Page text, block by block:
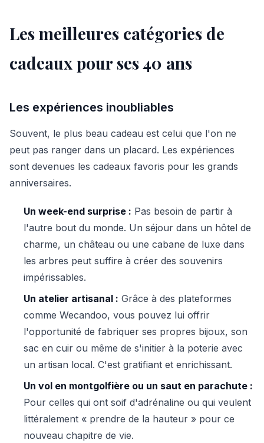
Les meilleures catégories de
cadeaux pour ses 40 ans
Les expériences inoubliables
Souvent, le plus beau cadeau est celui que l'on ne
peut pas ranger dans un placard. Les expériences
sont devenues les cadeaux favoris pour les grands
anniversaires.
Un week-end surprise : Pas besoin de partir à
l'autre bout du monde. Un séjour dans un hôtel de
charme, un château ou une cabane de luxe dans
les arbres peut suffire à créer des souvenirs
impérissables.
Un atelier artisanal : Grâce à des plateformes
comme Wecandoo, vous pouvez lui offrir
l'opportunité de fabriquer ses propres bijoux, son
sac en cuir ou même de s'initier à la poterie avec
un artisan local. C'est gratifiant et enrichissant.
Un vol en montgolfière ou un saut en parachute :
Pour celles qui ont soif d'adrénaline ou qui veulent
littéralement « prendre de la hauteur » pour ce
nouveau chapitre de vie.